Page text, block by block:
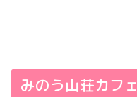
みのう山荘カフェ